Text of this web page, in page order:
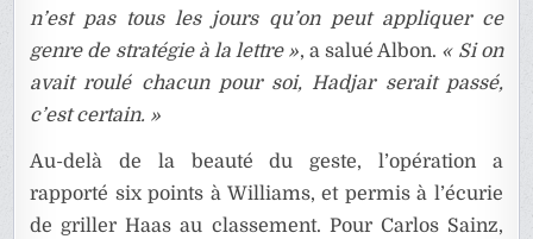
n’est pas tous les jours qu’on peut appliquer ce
genre de stratégie à la lettre », a salué Albon. « Si on
avait roulé chacun pour soi, Hadjar serait passé,
c’est certain. »
Au-delà de la beauté du geste, l’opération a
rapporté six points à Williams, et permis à l’écurie
de griller Haas au classement. Pour Carlos Sainz,